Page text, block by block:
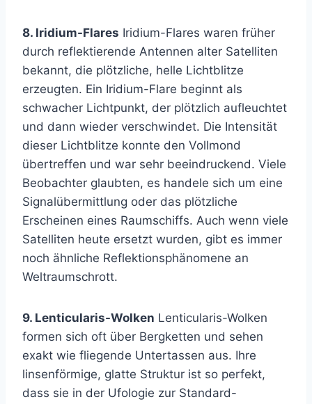
8. Iridium-Flares Iridium-Flares waren früher
durch reflektierende Antennen alter Satelliten
bekannt, die plötzliche, helle Lichtblitze
erzeugten. Ein Iridium-Flare beginnt als
schwacher Lichtpunkt, der plötzlich aufleuchtet
und dann wieder verschwindet. Die Intensität
dieser Lichtblitze konnte den Vollmond
übertreffen und war sehr beeindruckend. Viele
Beobachter glaubten, es handele sich um eine
Signalübermittlung oder das plötzliche
Erscheinen eines Raumschiffs. Auch wenn viele
Satelliten heute ersetzt wurden, gibt es immer
noch ähnliche Reflektionsphänomene an
Weltraumschrott.
9. Lenticularis-Wolken Lenticularis-Wolken
formen sich oft über Bergketten und sehen
exakt wie fliegende Untertassen aus. Ihre
linsenförmige, glatte Struktur ist so perfekt,
dass sie in der Ufologie zur Standard-